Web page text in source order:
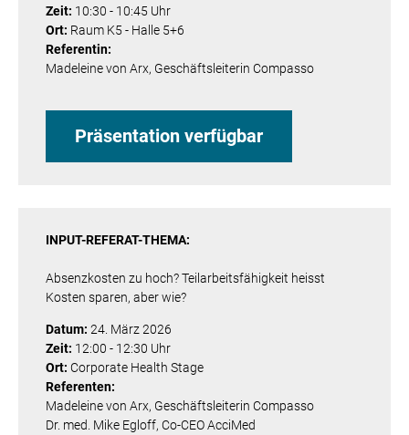
Zeit: 10:30 - 10:45 Uhr
Ort: Raum K5 - Halle 5+6
Referentin:
Madeleine von Arx, Geschäftsleiterin Compasso
Präsentation verfügbar
INPUT-REFERAT-THEMA:
Absenzkosten zu hoch? Teilarbeitsfähigkeit heisst
Kosten sparen, aber wie?
Datum: 24. März 2026
Zeit: 12:00 - 12:30 Uhr
Ort: Corporate Health Stage
Referenten:
Madeleine von Arx, Geschäftsleiterin Compasso
Dr. med. Mike Egloff, Co-CEO AcciMed